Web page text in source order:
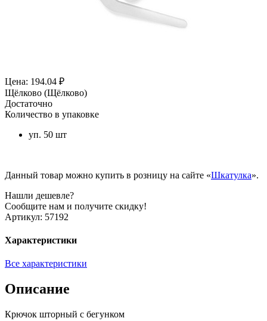
Цена: 194.04 ₽
Щёлково (Щёлково)
Достаточно
Количество в упаковке
уп. 50 шт
Данный товар можно купить в розницу на сайте «Шкатулка».
Нашли дешевле?
Сообщите нам и получите скидку!
Артикул: 57192
Характеристики
Все характеристики
Описание
Крючок шторный с бегунком